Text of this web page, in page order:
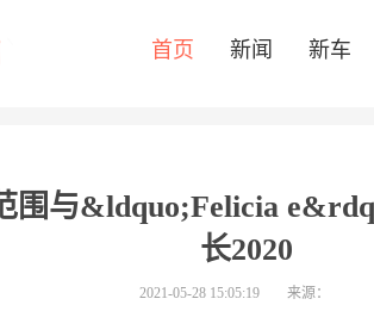
首页 新闻 新车
围与&ldquo;Felicia
长2020
2021-05-28 15:05:19 来源：